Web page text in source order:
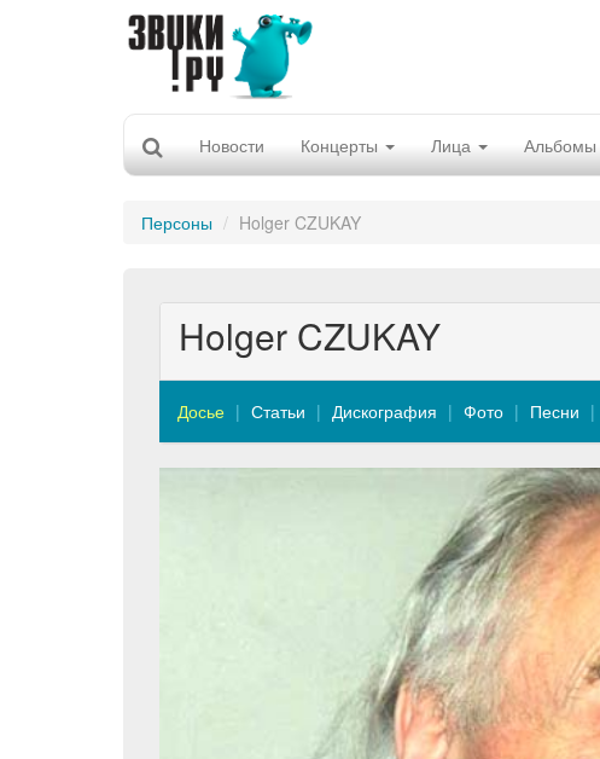
Новости Концерты Лица Альбомы
Персоны Holger CZUKAY
Holger CZUKAY
Досье Статьи Дискография Фото Песни